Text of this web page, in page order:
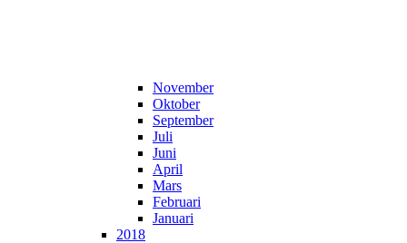
November
Oktober
September
Juli
Juni
April
Mars
Februari
Januari
2018